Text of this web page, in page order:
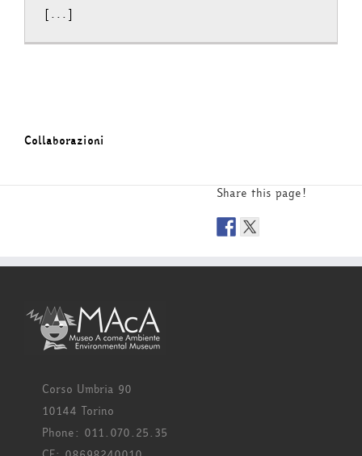
[...]
Collaborazioni
Share this page!
Corso Umbria 90
10144 Torino
Phone: 011.070.25.35